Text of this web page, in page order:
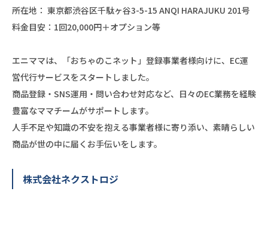
所在地： 東京都渋谷区千駄ヶ谷3-5-15 ANQI HARAJUKU 201号
料金目安：1回20,000円＋オプション等
エニママは、「おちゃのこネット」登録事業者様向けに、EC運
営代行サービスをスタートしました。
商品登録・SNS運用・問い合わせ対応など、日々のEC業務を経験
豊富なママチームがサポートします。
人手不足や知識の不安を抱える事業者様に寄り添い、素晴らしい
商品が世の中に届くお手伝いをします。
株式会社ネクストロジ